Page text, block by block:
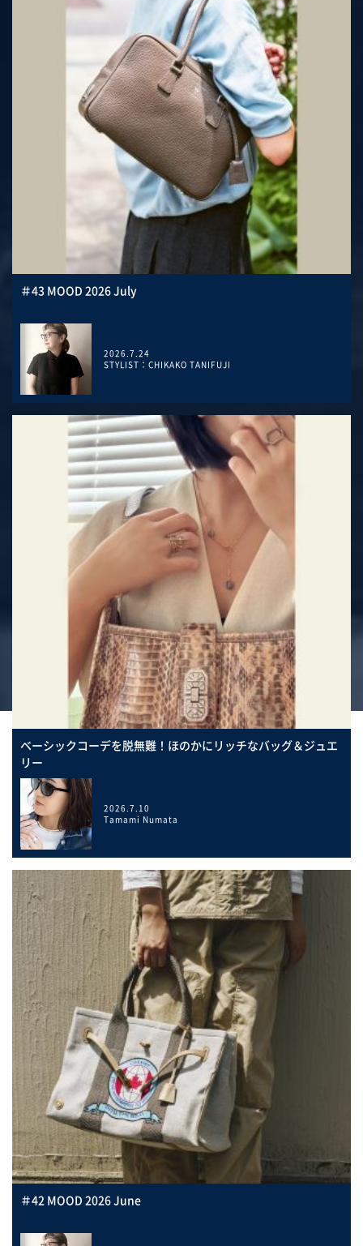
＃43 MOOD 2026 July
2026.7.24
STYLIST：CHIKAKO TANIFUJI
ベーシックコーデを脱無難！ほのかにリッチなバッグ＆ジュエ
リー
2026.7.10
Tamami Numata
＃42 MOOD 2026 June